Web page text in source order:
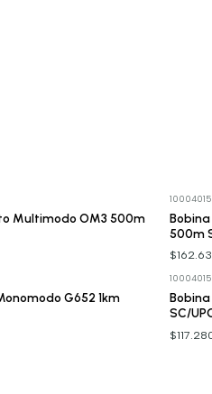
Multimodo OM3 500m
500m
G652 1km
SC/